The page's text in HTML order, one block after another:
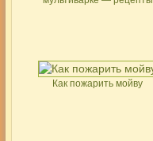
Как пожарить мойву